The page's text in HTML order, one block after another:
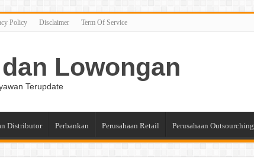
Policy Disclaimer Term Of Service
Lowongan
Terupdate
Distributor Perbankan Perusahaan Retail Perusahaan Outsourching